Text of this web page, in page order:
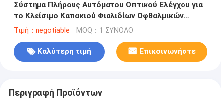
Σύστημα Πλήρους Αυτόματου Οπτικού Ελέγχου για
το Κλείσιμο Καπακιού Φιαλιδίων Οφθαλμικών
Σταγόνων
Τιμή：negotiable MOQ：1 ΣΥΝΟΛΟ
Καλύτερη τιμή Επικοινωνήστε
Περιγραφή Προϊόντων